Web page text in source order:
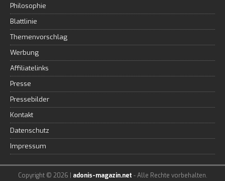
Philosophie
Blattlinie
Themenvorschlag
Werbung
Affiliatelinks
Presse
Pressebilder
Kontakt
Datenschutz
Impressum
Copyright © 2026 | adonis-magazin.net - Alle Rechte vorbehalten.